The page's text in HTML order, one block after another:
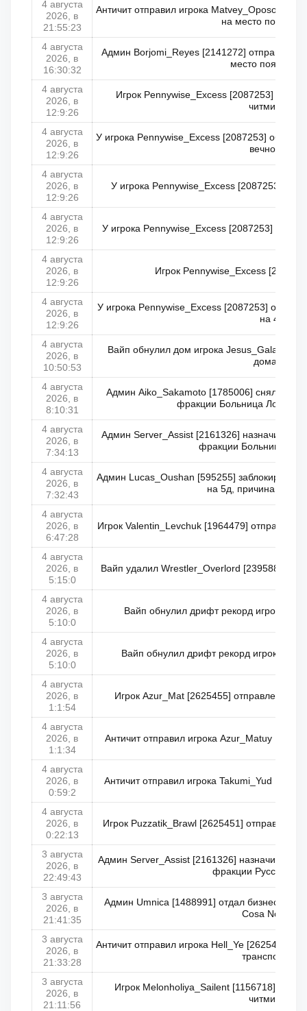
4 августа
2026, в
21:55:23
Античит отправил игрока Matvey_Opososs
на место
4 августа
2026, в
16:30:32
Админ Borjomi_Reyes [2141272] отправил
место
4 августа
2026, в
12:9:26
Игрок Pennywise_Excess [2087253]
читмире)
4 августа
2026, в
12:9:26
У игрока Pennywise_Excess [2087253]
вечность
4 августа
2026, в
12:9:26
У игрока Pennywise_Excess [2087253]
4 августа
2026, в
12:9:26
У игрока Pennywise_Excess [2087253]
4 августа
2026, в
12:9:26
Игрок Pennywise_Excess
4 августа
2026, в
12:9:26
У игрока Pennywise_Excess [2087253]
на 4
4 августа
2026, в
10:50:53
Вайп обнулил дом игрока Jesus_Galanto
дома 3
4 августа
2026, в
8:10:31
Админ Aiko_Sakamoto [1785006] снял с
фракции Больница Лос
4 августа
2026, в
7:34:13
Админ Server_Assist [2161326] назначил
фракции Больница Лос
4 августа
2026, в
7:32:43
Админ Lucas_Oushan [595255] заблокировал
на 5д, причина: СЖ
4 августа
2026, в
6:47:28
Игрок Valentin_Levchuk [1964479] отправлен
4 августа
2026, в
5:15:0
Вайп удалил Wrestler_Overlord [2395881] из
4 августа
2026, в
5:10:0
Вайп обнулил дрифт рекорд игрока
4 августа
2026, в
5:10:0
Вайп обнулил дрифт рекорд игрока
4 августа
2026, в
1:1:54
Игрок Azur_Mat [2625455] отправлен в
4 августа
2026, в
1:1:34
Античит отправил игрока Azur_Matuy
4 августа
2026, в
0:59:2
Античит отправил игрока Takumi_Yud
4 августа
2026, в
0:22:13
Игрок Puzzatik_Brawl [2625451] отправлен в
3 августа
2026, в
22:49:43
Админ Server_Assist [2161326] назначил
фракции Русская
3 августа
2026, в
21:41:35
Админ Umnica [1488991] отдал бизнес
Cosa Nostra
3 августа
2026, в
21:33:28
Античит отправил игрока Hell_Ye [2625449] в
транспорта]
3 августа
2026, в
21:11:56
Игрок Melonholiya_Sailent [1156718]
читмире)